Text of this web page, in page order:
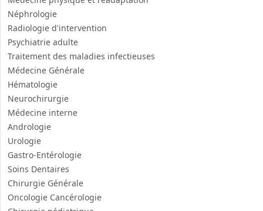
Chirurgie esthétique
Médecine néonatale et périnatale
Diététique
Traumatologie et Médecine D'Urgence
Médecine physique et réadaptation
Néphrologie
Radiologie d'intervention
Psychiatrie adulte
Traitement des maladies infectieuses
Médecine Générale
Hématologie
Neurochirurgie
Médecine interne
Andrologie